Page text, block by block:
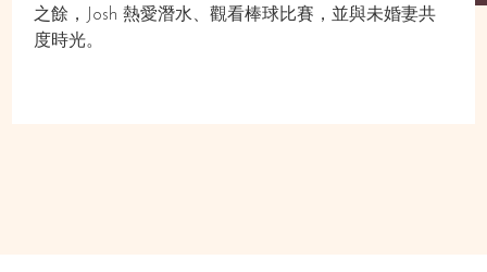
之餘，Josh 熱愛潛水、觀看棒球比賽，並與未婚妻共
度時光。